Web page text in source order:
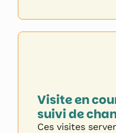
Visite en
suivi de
Ces visites